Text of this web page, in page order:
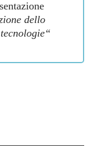
dello
“